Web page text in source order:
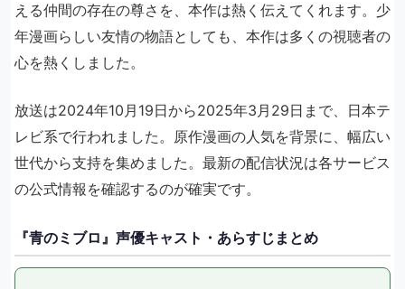
える仲間の存在の尊さを、本作は熱く伝えてくれます。少
年漫画らしい友情の物語としても、本作は多くの視聴者の
心を熱くしました。
放送は2024年10月19日から2025年3月29日まで、日本テ
レビ系で行われました。原作漫画の人気を背景に、幅広い
世代から支持を集めました。最新の配信状況は各サービス
の公式情報を確認するのが確実です。
『青のミブロ』声優キャスト・あらすじまとめ